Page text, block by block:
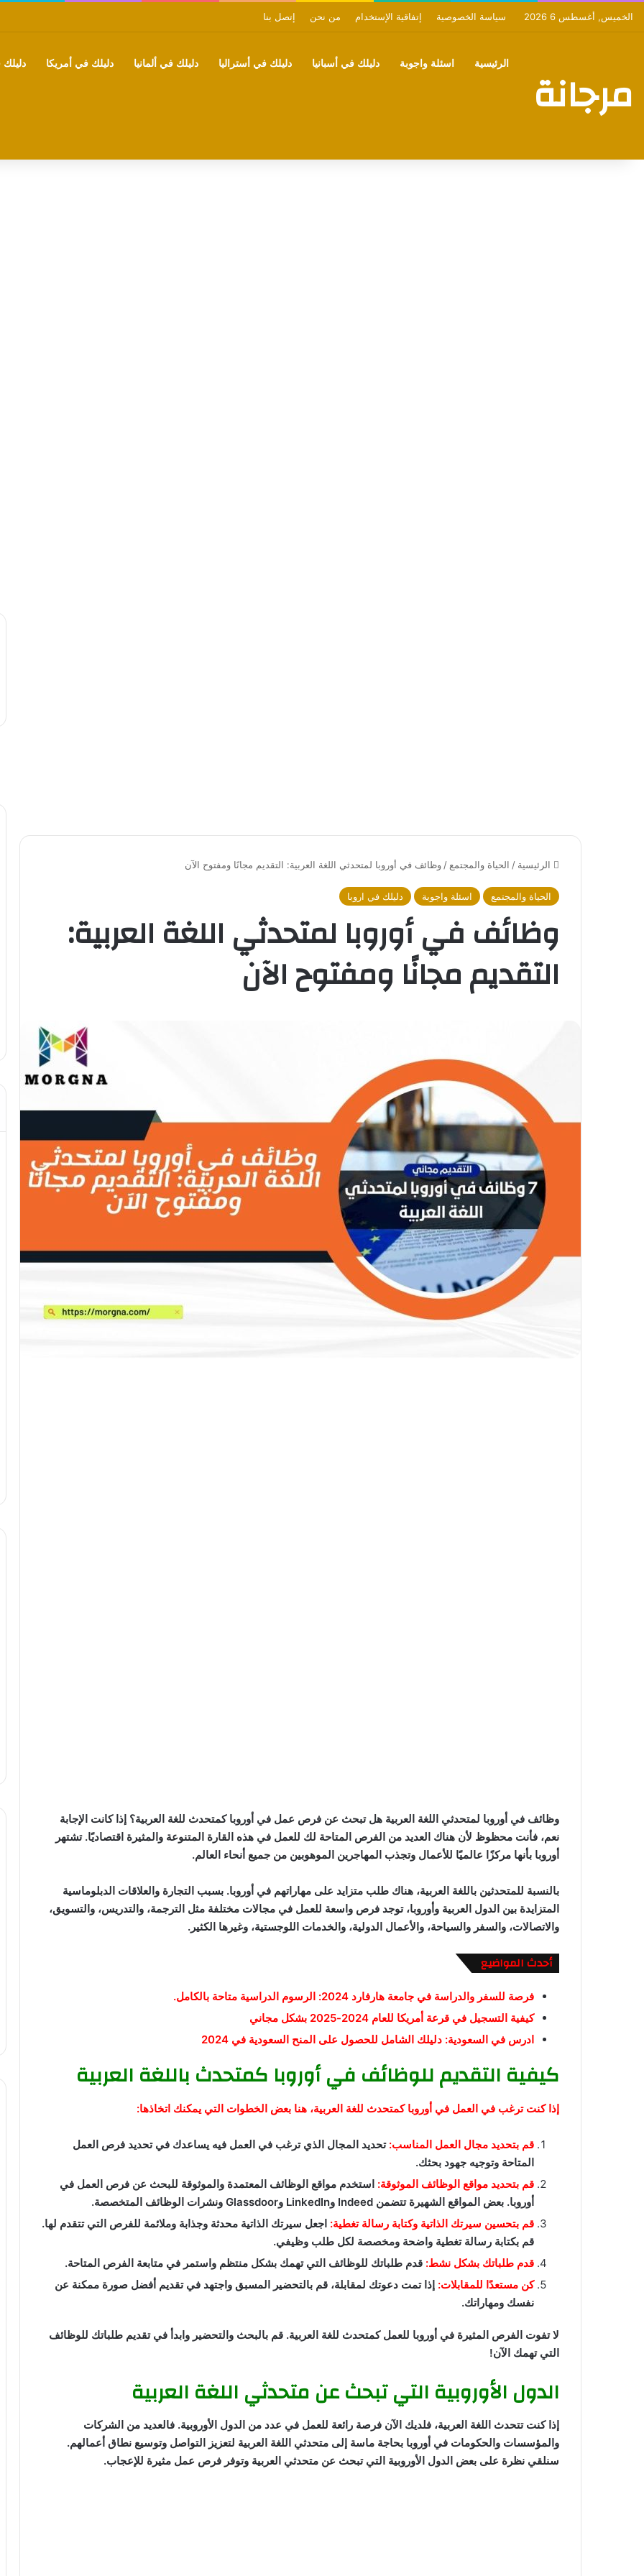
الخميس, أغسطس 6 2026 سياسة الخصوصية إتفاقية الإستخدام من نحن إتصل بنا
مرجانة الرئيسية اسئلة واجوبة دليلك في أسبانيا دليلك في أستراليا دليلك في ألمانيا دليلك في أمريكا دليلك
الرئيسية / الحياة والمجتمع / وظائف في أوروبا لمتحدثي اللغة العربية: التقديم مجانًا ومفتوح الآن
الحياة والمجتمع اسئلة واجوبة دليلك في اروبا
وظائف في أوروبا لمتحدثي اللغة العربية:
التقديم مجانًا ومفتوح الآن
وظائف في أوروبا لمتحدثي اللغة العربية هل تبحث عن فرص عمل في أوروبا كمتحدث للغة العربية؟ إذا كانت الإجابة
نعم، فأنت محظوظ لأن هناك العديد من الفرص المتاحة لك للعمل في هذه القارة المتنوعة والمثيرة اقتصاديًا. تشتهر
أوروبا بأنها مركزًا عالميًا للأعمال وتجذب المهاجرين الموهوبين من جميع أنحاء العالم.
بالنسبة للمتحدثين باللغة العربية، هناك طلب متزايد على مهاراتهم في أوروبا. بسبب التجارة والعلاقات الدبلوماسية
المتزايدة بين الدول العربية وأوروبا، توجد فرص واسعة للعمل في مجالات مختلفة مثل الترجمة، والتدريس، والتسويق،
والاتصالات، والسفر والسياحة، والأعمال الدولية، والخدمات اللوجستية، وغيرها الكثير.
أحدث المواضيع
فرصة للسفر والدراسة في جامعة هارفارد 2024: الرسوم الدراسية متاحة بالكامل.
كيفية التسجيل في قرعة أمريكا للعام 2024-2025 بشكل مجاني
ادرس في السعودية: دليلك الشامل للحصول على المنح السعودية في 2024
كيفية التقديم للوظائف في أوروبا كمتحدث باللغة العربية
إذا كنت ترغب في العمل في أوروبا كمتحدث للغة العربية، هنا بعض الخطوات التي يمكنك اتخاذها:
قم بتحديد مجال العمل المناسب: تحديد المجال الذي ترغب في العمل فيه يساعدك في تحديد فرص العمل
المتاحة وتوجيه جهود بحثك.
قم بتحديد مواقع الوظائف الموثوقة: استخدم مواقع الوظائف المعتمدة والموثوقة للبحث عن فرص العمل في
أوروبا. بعض المواقع الشهيرة تتضمن Indeed وLinkedIn وGlassdoor ونشرات الوظائف المتخصصة.
قم بتحسين سيرتك الذاتية وكتابة رسالة تغطية: اجعل سيرتك الذاتية محدثة وجذابة وملائمة للفرص التي تتقدم لها.
قم بكتابة رسالة تغطية واضحة ومخصصة لكل طلب وظيفي.
قدم طلباتك بشكل نشط: قدم طلباتك للوظائف التي تهمك بشكل منتظم واستمر في متابعة الفرص المتاحة.
كن مستعدًا للمقابلات: إذا تمت دعوتك لمقابلة، قم بالتحضير المسبق واجتهد في تقديم أفضل صورة ممكنة عن
نفسك ومهاراتك.
لا تفوت الفرص المثيرة في أوروبا للعمل كمتحدث للغة العربية. قم بالبحث والتحضير وابدأ في تقديم طلباتك للوظائف
التي تهمك الآن!
الدول الأوروبية التي تبحث عن متحدثي اللغة العربية
إذا كنت تتحدث اللغة العربية، فلديك الآن فرصة رائعة للعمل في عدد من الدول الأوروبية. فالعديد من الشركات
والمؤسسات والحكومات في أوروبا بحاجة ماسة إلى متحدثي اللغة العربية لتعزيز التواصل وتوسيع نطاق أعمالهم.
سنلقي نظرة على بعض الدول الأوروبية التي تبحث عن متحدثي العربية وتوفر فرص عمل مثيرة للإعجاب.